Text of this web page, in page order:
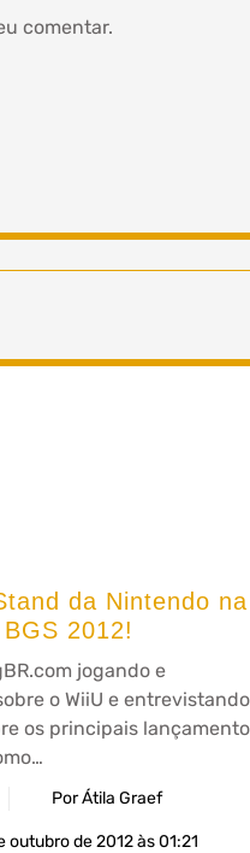
comentar.
da Nintendo na
BGS 2012!
jogando e
o WiiU e entrevistando
os principais
Por Átila Graef
outubro de 2012 às 01:21